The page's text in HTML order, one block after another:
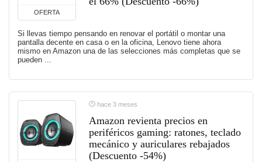
OFERTA
Si llevas tiempo pensando en renovar el portátil o montar una
pantalla decente en casa o en la oficina, Lenovo tiene ahora
mismo en Amazon una de las selecciones más completas que se
pueden ...
hace 3 meses
Amazon revienta precios en
periféricos gaming: ratones, teclado
mecánico y auriculares rebajados
(Descuento -54%)